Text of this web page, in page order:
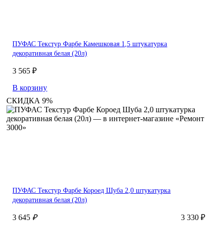
ПУФАС Текстур Фарбе Камешковая 1,5 штукатурка
декоративная белая (20л)
3 565 ₽
В корзину
СКИДКА 9%
ПУФАС Текстур Фарбе Короед Шуба 2,0 штукатурка
декоративная белая (20л)
3 645₽
3 330 ₽